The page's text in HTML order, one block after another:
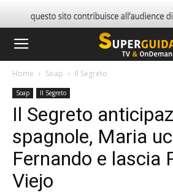
Home Soap Il Segreto
Soap Il Segreto
Il Segreto
spagnole, Maria
Fernando e lascia
Viejo